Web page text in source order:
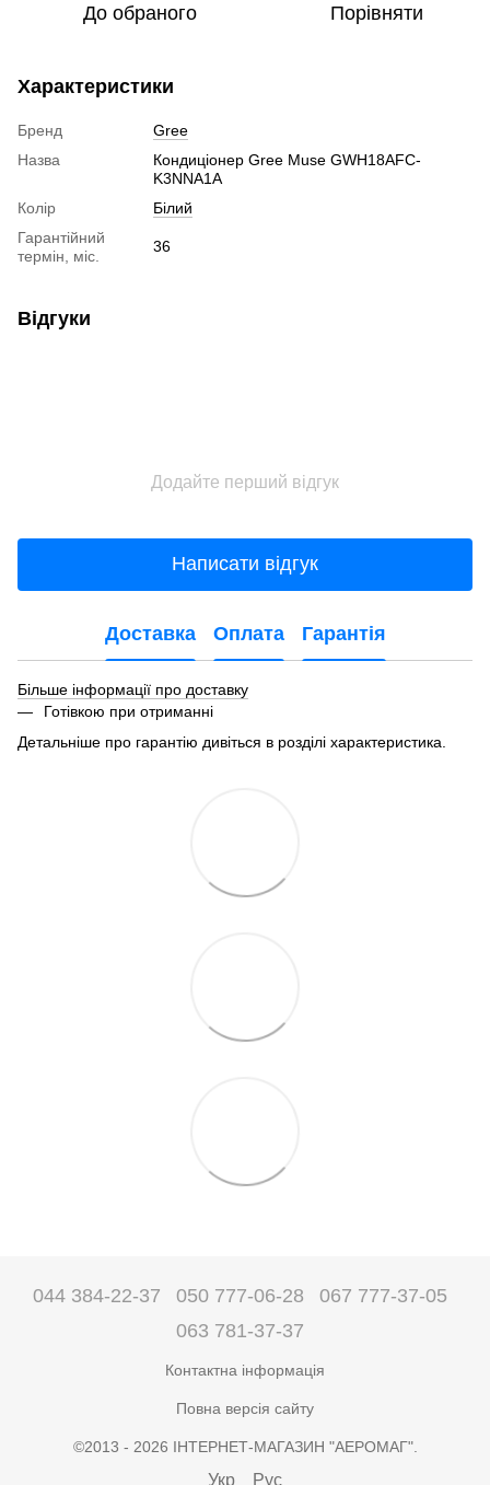
До обраного Порівняти
Характеристики
Бренд
Gree
Назва
Кондиціонер Gree Muse GWH18AFC-
K3NNA1A
Колір
Білий
Гарантійний
термін, міс.
36
Відгуки
Додайте перший відгук
Написати відгук
Доставка Оплата Гарантія
Більше інформації про доставку
Готівкою при отриманні
Детальніше про гарантію дивіться в розділі характеристика.
044 384-22-37 050 777-06-28
067 777-37-05
063 781-37-37
Контактна інформація
Повна версія сайту
©2013 - 2026 ІНТЕРНЕТ-МАГАЗИН "АЕРОМАГ".
Укр Рус